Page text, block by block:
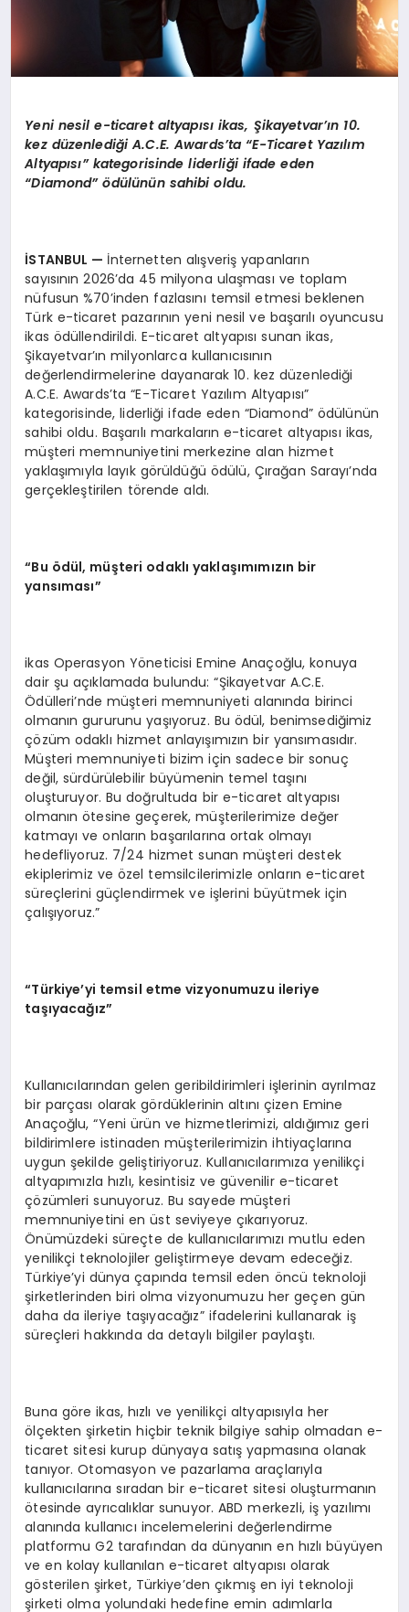
Yeni nesil e-ticaret altyapısı ikas, Şikayetvar’ın 10.
kez düzenlediği A.C.E. Awards’ta “E-Ticaret Yazılım
Altyapısı” kategorisinde liderliği ifade eden
“Diamond” ödülünün sahibi oldu.
İSTANBUL — İnternetten alışveriş yapanların
sayısının 2026’da 45 milyona ulaşması ve toplam
nüfusun %70’inden fazlasını temsil etmesi beklenen
Türk e-ticaret pazarının yeni nesil ve başarılı oyuncusu
ikas ödüllendirildi. E-ticaret altyapısı sunan ikas,
Şikayetvar’ın milyonlarca kullanıcısının
değerlendirmelerine dayanarak 10. kez düzenlediği
A.C.E. Awards’ta “E-Ticaret Yazılım Altyapısı”
kategorisinde, liderliği ifade eden “Diamond” ödülünün
sahibi oldu. Başarılı markaların e-ticaret altyapısı ikas,
müşteri memnuniyetini merkezine alan hizmet
yaklaşımıyla layık görüldüğü ödülü, Çırağan Sarayı’nda
gerçekleştirilen törende aldı.
“Bu ödül, müşteri odaklıyaklaşımımızın bir
yansıması”
ikas Operasyon Yöneticisi Emine Anaçoğlu, konuya
dair şu açıklamada bulundu: “Şikayetvar A.C.E.
Ödülleri’nde müşteri memnuniyeti alanında birinci
olmanın gururunu yaşıyoruz. Bu ödül, benimsediğimiz
çözüm odaklı hizmet anlayışımızın bir yansımasıdır.
Müşteri memnuniyeti bizim için sadece bir sonuç
değil, sürdürülebilir büyümenin temel taşını
oluşturuyor. Bu doğrultuda bir e-ticaret altyapısı
olmanın ötesine geçerek, müşterilerimize değer
katmayı ve onların başarılarına ortak olmayı
hedefliyoruz. 7/24 hizmet sunan müşteri destek
ekiplerimiz ve özel temsilcilerimizle onların e-ticaret
süreçlerini güçlendirmek ve işlerini büyütmek için
çalışıyoruz.”
“Türkiye’yi temsil etme vizyonumuzu ileriye
taşıyacağız”
Kullanıcılarından gelen geribildirimleri işlerinin ayrılmaz
bir parçası olarak gördüklerinin altını çizen Emine
Anaçoğlu, “Yeni ürün ve hizmetlerimizi, aldığımız geri
bildirimlere istinaden müşterilerimizin ihtiyaçlarına
uygun şekilde geliştiriyoruz. Kullanıcılarımıza yenilikçi
altyapımızla hızlı, kesintisiz ve güvenilir e-ticaret
çözümleri sunuyoruz. Bu sayede müşteri
memnuniyetini en üst seviyeye çıkarıyoruz.
Önümüzdeki süreçte de kullanıcılarımızı mutlu eden
yenilikçi teknolojiler geliştirmeye devam edeceğiz.
Türkiye’yi dünya çapında temsil eden öncü teknoloji
şirketlerinden biri olma vizyonumuzu her geçen gün
daha da ileriye taşıyacağız” ifadelerini kullanarak iş
süreçleri hakkında da detaylı bilgiler paylaştı.
Buna göre ikas, hızlı ve yenilikçi altyapısıyla her
ölçekten şirketin hiçbir teknik bilgiye sahip olmadan e-
ticaret sitesi kurup dünyaya satış yapmasına olanak
tanıyor. Otomasyon ve pazarlama araçlarıyla
kullanıcılarına sıradan bir e-ticaret sitesi oluşturmanın
ötesinde ayrıcalıklar sunuyor. ABD merkezli, iş yazılımı
alanında kullanıcı incelemelerini değerlendirme
platformu G2 tarafından da dünyanın en hızlı büyüyen
ve en kolay kullanılan e-ticaret altyapısı olarak
gösterilen şirket, Türkiye’den çıkmış en iyi teknoloji
şirketi olma yolundaki hedefine emin adımlarla